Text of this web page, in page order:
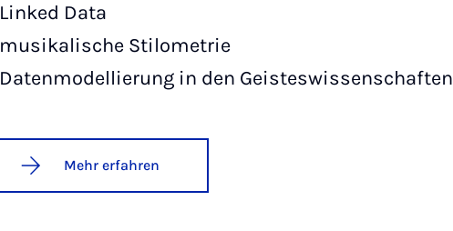
Linked Data
musikalische Stilometrie
Datenmodellierung in den Geisteswissenschaften
Mehr erfahren